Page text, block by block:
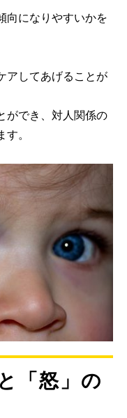
向になりやすいかを
アしてあげることが
ができ、対人関係の
。
「怒」の